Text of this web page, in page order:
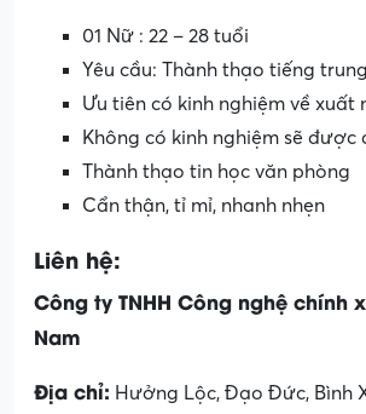
01 Nữ : 22 – 28 tuổi
Yêu cầu: Thành thạo tiếng trung
Ưu tiên có kinh nghiệm về xuất
Không có kinh nghiệm sẽ được
Thành thạo tin học văn phòng
Cẩn thận, tỉ mỉ, nhanh nhẹn
Liên hệ:
Công ty TNHH Công nghệ chính
Nam
Địa chỉ: Hưởng Lộc, Đạo Đức, Bình